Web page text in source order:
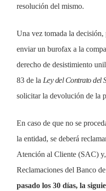
resolución del mismo.
Una vez tomada la decisión,
enviar un burofax a la
derecho de desistimiento
83 de la Ley del Contrato del
solicitar la devolución de la
En caso de que no se
la entidad, se deberá
Atención al Cliente (SAC)
Reclamaciones del Banco
pasado los 30 días, la